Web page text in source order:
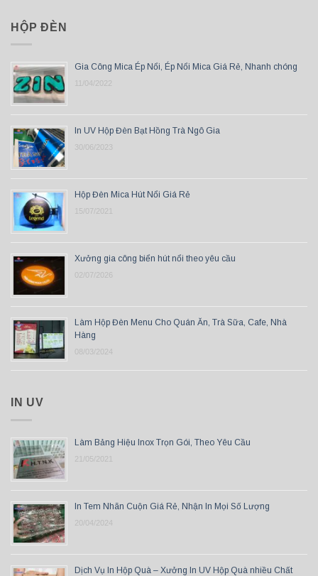
HỘP ĐÈN
Gia Công Mica Ép Nổi, Ép Nổi Mica Giá Rẻ, Nhanh chóng
11/04/2022
In UV Hộp Đèn Bạt Hồng Trà Ngô Gia
30/06/2023
Hộp Đèn Mica Hút Nổi Giá Rẻ
15/07/2021
Xưởng gia công biển hút nổi theo yêu cầu
02/07/2026
Làm Hộp Đèn Menu Cho Quán Ăn, Trà Sữa, Cafe, Nhà
Hàng
08/03/2024
IN UV
Làm Bảng Hiệu Inox Trọn Gói, Theo Yêu Cầu
21/05/2021
In Tem Nhãn Cuộn Giá Rẻ, Nhận In Mọi Số Lượng
20/04/2024
Dịch Vụ In Hộp Quà – Xưởng In UV Hộp Quà nhiều Chất